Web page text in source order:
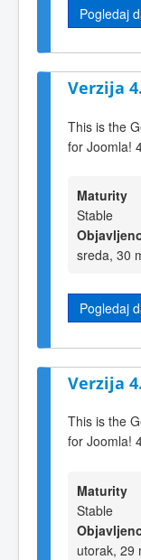
Pogledaj
Verzija
This is the
for Joomla!
Maturity
Stable
sreda, 30
Pogledaj
Verzija
This is the
for Joomla!
Maturity
Stable
utorak, 29